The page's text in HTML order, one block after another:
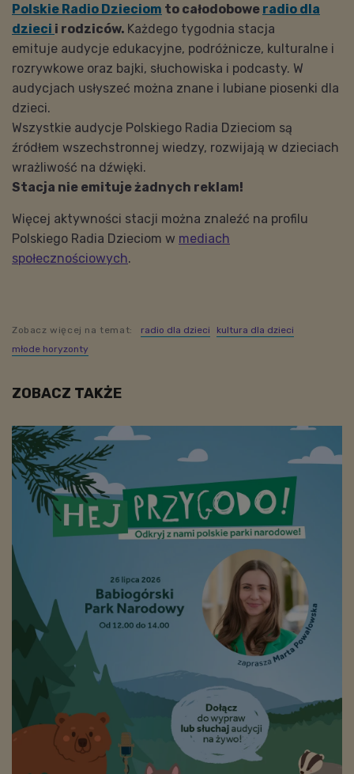
Polskie Radio Dzieciom to całodobowe radio dla
dzieci i rodziców. Każdego tygodnia stacja
emituje audycje edukacyjne, podróżnicze, kulturalne i
rozrywkowe oraz bajki, słuchowiska i podcasty. W
audycjach usłyszeć można znane i lubiane piosenki dla
dzieci.
Wszystkie audycje Polskiego Radia Dzieciom są
źródłem wszechstronnej wiedzy, rozwijają w dzieciach
wrażliwość na dźwięki.
Stacja nie emituje żadnych reklam!
Więcej aktywności stacji można znaleźć na profilu
Polskiego Radia Dzieciom w mediach
społecznościowych.
Zobacz więcej na temat: radio dla dzieci
kultura dla dzieci
młode horyzonty
ZOBACZ TAKŻE